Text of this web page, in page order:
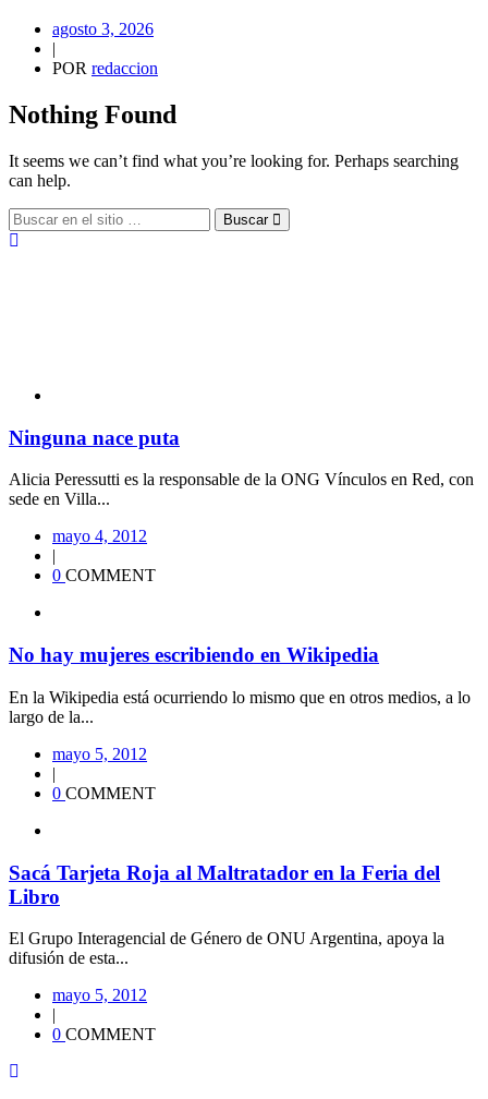
agosto 3, 2026
|
POR redaccion
Nothing Found
It seems we can’t find what you’re looking for. Perhaps searching
can help.
Buscar
Ninguna nace puta
Alicia Peressutti es la responsable de la ONG Vínculos en Red, con
sede en Villa...
mayo 4, 2012
|
0 COMMENT
No hay mujeres escribiendo en Wikipedia
En la Wikipedia está ocurriendo lo mismo que en otros medios, a lo
largo de la...
mayo 5, 2012
|
0 COMMENT
Sacá Tarjeta Roja al Maltratador en la Feria del
Libro
El Grupo Interagencial de Género de ONU Argentina, apoya la
difusión de esta...
mayo 5, 2012
|
0 COMMENT